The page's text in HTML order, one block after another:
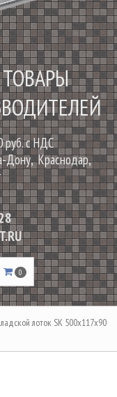
руб. с НДС
Дону, Краснодар,
0
лоток SK 500х117х90